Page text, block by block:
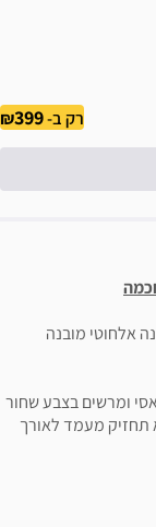
רק ב-399
אלחוטי מובנה
ומרשים בצבע שחור
מעמד לאורך